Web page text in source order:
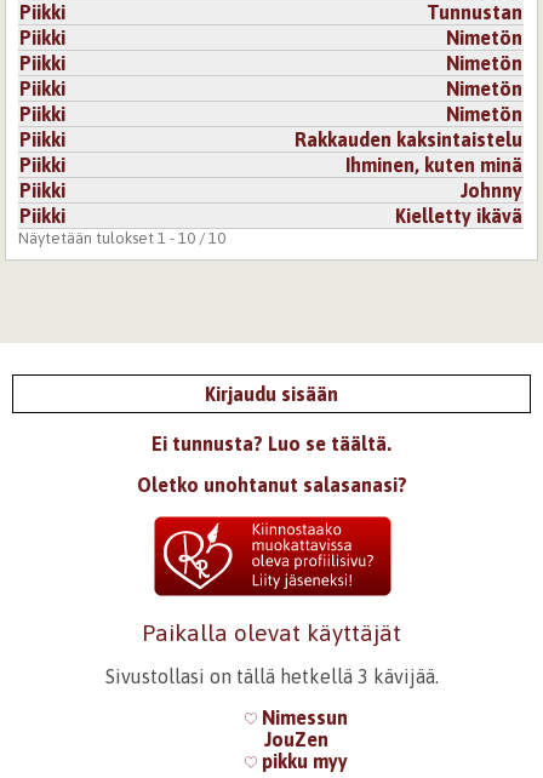
Piikki
Tunnustan
Piikki
Nimetön
Piikki
Nimetön
Piikki
Nimetön
Piikki
Nimetön
Piikki
Rakkauden kaksintaistelu
Piikki
Ihminen, kuten minä
Piikki
Johnny
Piikki
Kielletty ikävä
Näytetään tulokset 1 - 10 / 10
Kirjaudu sisään
Ei tunnusta? Luo se täältä.
Oletko unohtanut salasanasi?
Paikalla olevat käyttäjät
Sivustollasi on tällä hetkellä 3 kävijää.
Nimessun
JouZen
pikku myy